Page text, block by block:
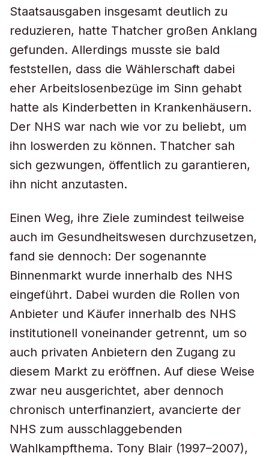
Staatsausgaben insgesamt deutlich zu
reduzieren, hatte Thatcher großen Anklang
gefunden. Allerdings musste sie bald
feststellen, dass die Wählerschaft dabei
eher Arbeitslosenbezüge im Sinn gehabt
hatte als Kinderbetten in Krankenhäusern.
Der NHS war nach wie vor zu beliebt, um
ihn loswerden zu können. Thatcher sah
sich gezwungen, öffentlich zu garantieren,
ihn nicht anzutasten.
Einen Weg, ihre Ziele zumindest teilweise
auch im Gesundheitswesen durchzusetzen,
fand sie dennoch: Der sogenannte
Binnenmarkt wurde innerhalb des NHS
eingeführt. Dabei wurden die Rollen von
Anbieter und Käufer innerhalb des NHS
institutionell voneinander getrennt, um so
auch privaten Anbietern den Zugang zu
diesem Markt zu eröffnen. Auf diese Weise
zwar neu ausgerichtet, aber dennoch
chronisch unterfinanziert, avancierte der
NHS zum ausschlaggebenden
Wahlkampfthema. Tony Blair (1997–2007),